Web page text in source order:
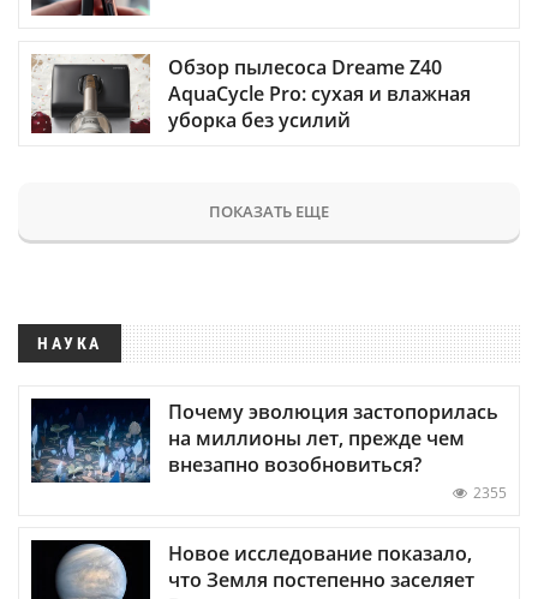
Обзор пылесоса Dreame Z40
AquaCycle Pro: сухая и влажная
уборка без усилий
ПОКАЗАТЬ ЕЩЕ
НАУКА
Почему эволюция застопорилась
на миллионы лет, прежде чем
внезапно возобновиться?
2355
Новое исследование показало,
что Земля постепенно заселяет